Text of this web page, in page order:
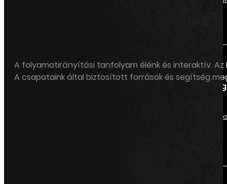
vezetéséhez
A folyamatirányítási tanfolyam élénk és interaktív.
A csapataink által biztosított források és segítség